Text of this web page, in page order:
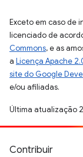
Exceto em caso de
licenciado de
Commons, e as
a Licença Apache
site do Google
e/ou afiliadas.
Última atualização
Contribuir